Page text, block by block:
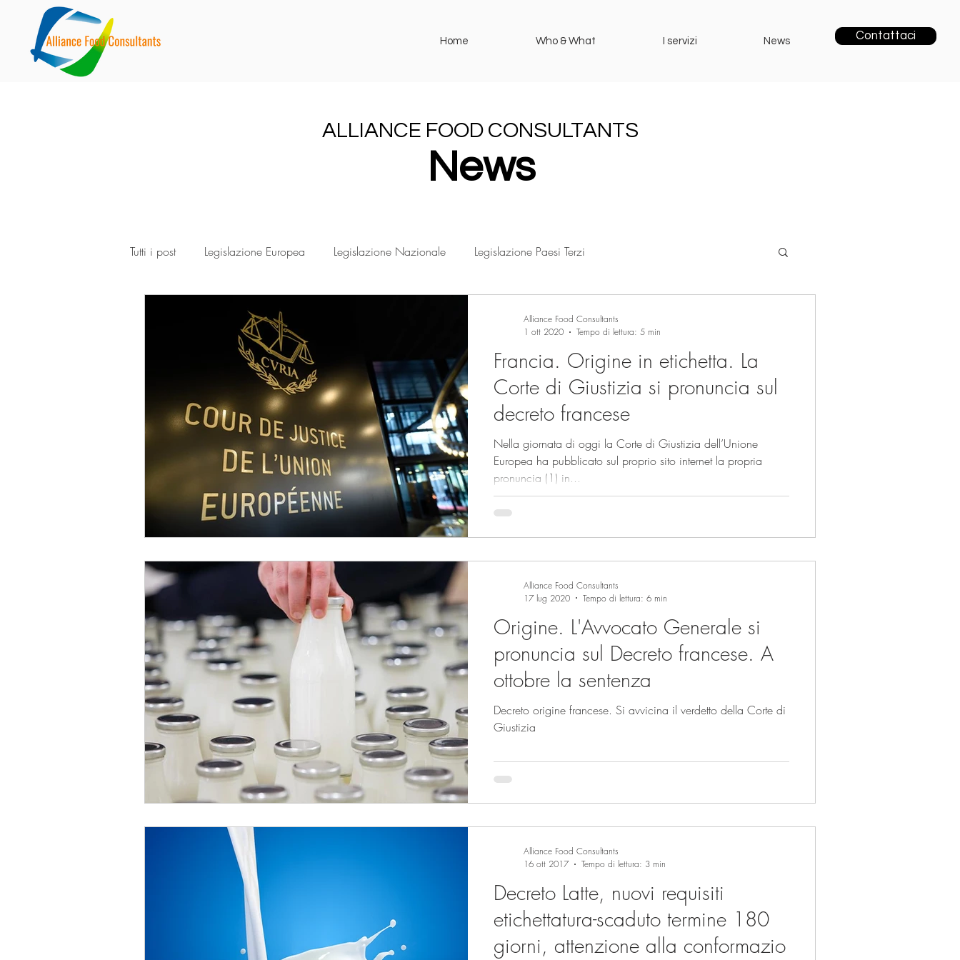
Home Who & What I servizi News Contattaci
ALLIANCE FOOD CONSULTANTS
News
Tutti i post Legislazione Europea Legislazione Nazionale Legislazione Paesi Terzi
Francia. Origine in etichetta. La
Corte di Giustizia si pronuncia sul
decreto francese
Nella giornata di oggi la Corte di Giustizia dell’Unione
Europea ha pubblicato sul proprio sito internet la propria
pronuncia (1) in...
Alliance Food Consultants
1 ott 2020
Tempo di lettura: 5 min
Origine. L'Avvocato Generale si
pronuncia sul Decreto francese. A
ottobre la sentenza
Decreto origine francese. Si avvicina il verdetto della Corte di
Giustizia
Alliance Food Consultants
17 lug 2020
Tempo di lettura: 6 min
Decreto Latte, nuovi requisiti
etichettatura-scaduto termine 180
giorni, attenzione alla conformazio
Alliance Food Consultants
16 ott 2017
Tempo di lettura: 3 min